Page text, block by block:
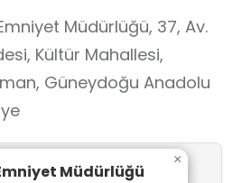
sunan bu mekan,
mekanizmalarını ve
bizzat gözlemleyerek erken
kazanmasını
bağlılık, şeffaflık ve
ilkeleri çerçevesinde
Müdürlüğü, 37, Av.
Kültür Mahallesi,
Güneydoğu Anadolu
Müdürlüğü
×